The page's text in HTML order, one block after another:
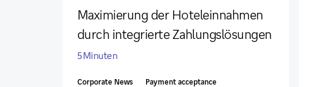
Maximierung der Hoteleinnahmen
durch integrierte Zahlungslösungen
5 Minuten
Corporate News Payment acceptance